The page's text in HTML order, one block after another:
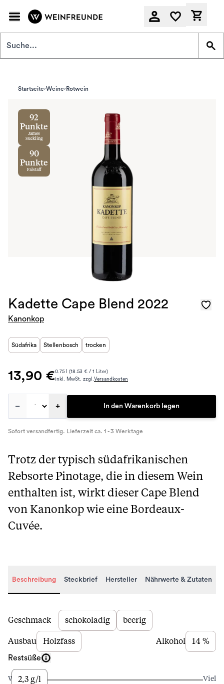
Startseite Weine Rotwein
92
Punkte
James
Suckling
90
Punkte
Falstaff
Kadette Cape Blend 2022
Kanonkop
Südafrika Stellenbosch trocken
13,90 €0.75 l (18.53 € / 1 Liter)
inkl. MwSt. zzgl.Versandkosten
– + In den Warenkorb legen
Sofort versandfertig. Lieferzeit ca. 1 - 3 Werktage
Trotz der typisch südafrikanischen
Rebsorte Pinotage, die in diesem Wein
enthalten ist, wirkt dieser Cape Blend
von Kanonkop wie eine Bordeaux-
Cuvée.
Beschreibung Steckbrief Hersteller Nährwerte & Zutaten
Beschreibung
Geschmack schokoladig beerig
Ausbau Holzfass Alkohol 14 %
Restsüße
Wenig2,3 g/l Viel